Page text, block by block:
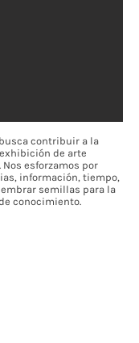
busca contribuir a la
de arte
esforzamos por
información, tiempo,
semillas para la
conocimiento.